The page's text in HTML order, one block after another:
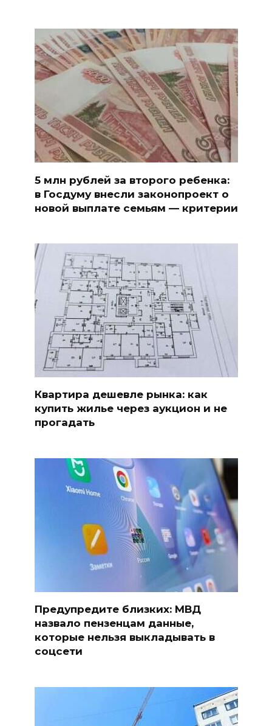
5 млн рублей за второго ребенка:
в Госдуму внесли законопроект о
новой выплате семьям — критерии
Квартира дешевле рынка: как
купить жилье через аукцион и не
прогадать
Предупредите близких: МВД
назвало пензенцам данные,
которые нельзя выкладывать в
соцсети